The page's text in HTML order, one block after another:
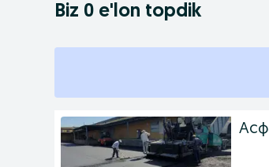
Biz 0 e'lon topdik